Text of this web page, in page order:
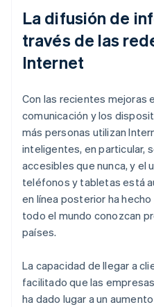
La difusión de
través de las
Internet
Con las recientes mejoras
comunicación y los
más personas utilizan
inteligentes, en particular,
accesibles que nunca, y el
teléfonos y tabletas está
en línea posterior ha
todo el mundo conozcan
países.
La capacidad de llegar a
facilitado que las
ha dado lugar a un